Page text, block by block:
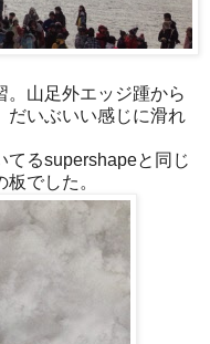
。山足外エッジ踵から
だいぶいい感じに滑れ
てるsupershapeと同じ
でした。